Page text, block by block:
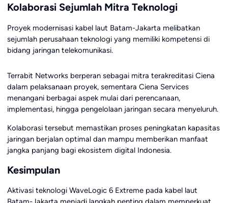
Kolaborasi Sejumlah Mitra Teknologi
Proyek modernisasi kabel laut Batam-Jakarta melibatkan
sejumlah perusahaan teknologi yang memiliki kompetensi di
bidang jaringan telekomunikasi.
Terrabit Networks berperan sebagai mitra terakreditasi Ciena
dalam pelaksanaan proyek, sementara Ciena Services
menangani berbagai aspek mulai dari perencanaan,
implementasi, hingga pengelolaan jaringan secara menyeluruh.
Kolaborasi tersebut memastikan proses peningkatan kapasitas
jaringan berjalan optimal dan mampu memberikan manfaat
jangka panjang bagi ekosistem digital Indonesia.
Kesimpulan
Aktivasi teknologi WaveLogic 6 Extreme pada kabel laut